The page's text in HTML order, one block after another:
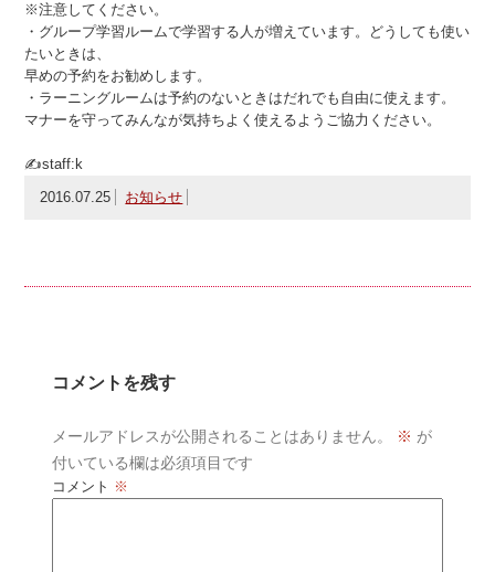
※注意してください。
・グループ学習ルームで学習する人が増えています。どうしても使い
たいときは、
早めの予約をお勧めします。
・ラーニングルームは予約のないときはだれでも自由に使えます。
マナーを守ってみんなが気持ちよく使えるようご協力ください。
✍staff:k
2016.07.25
お知らせ
コメントを残す
メールアドレスが公開されることはありません。 ※ が
付いている欄は必須項目です
コメント ※